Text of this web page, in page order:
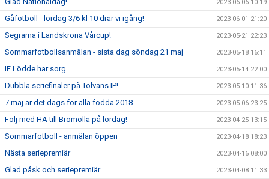
2023-06-06 10:19
Gåfotboll - lördag 3/6 kl 10 drar vi igång! 2023-06-01 21:20
Segrarna i Landskrona Vårcup! 2023-05-21 22:23
Sommarfotbollsanmälan - sista dag söndag 21 maj 2023-05-18 16:11
IF Lödde har sorg 2023-05-14 22:00
Dubbla seriefinaler på Tolvans IP! 2023-05-10 11:36
7 maj är det dags för alla födda 2018 2023-05-06 23:25
Följ med HA till Bromölla på lördag! 2023-04-25 13:15
Sommarfotboll - anmälan öppen 2023-04-18 18:23
Nästa seriepremiär 2023-04-16 08:00
Glad påsk och seriepremiär 2023-04-08 11:33